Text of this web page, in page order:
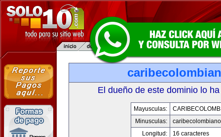
El dueño de este dominio lo
Mayusculas:
Minusculas:
Longitud:
16 caracteres